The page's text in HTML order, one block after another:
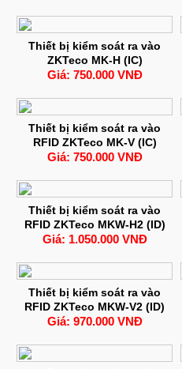
Thiết bị kiểm soát ra vào
ZKTeco MK-H (IC)
Giá: 750.000 VNĐ
Thiết bị kiểm soát ra vào
RFID ZKTeco MK-V (IC)
Giá: 750.000 VNĐ
Thiết bị kiểm soát ra vào
RFID ZKTeco MKW-H2 (ID)
Giá: 1.050.000 VNĐ
Thiết bị kiểm soát ra vào
RFID ZKTeco MKW-V2 (ID)
Giá: 970.000 VNĐ